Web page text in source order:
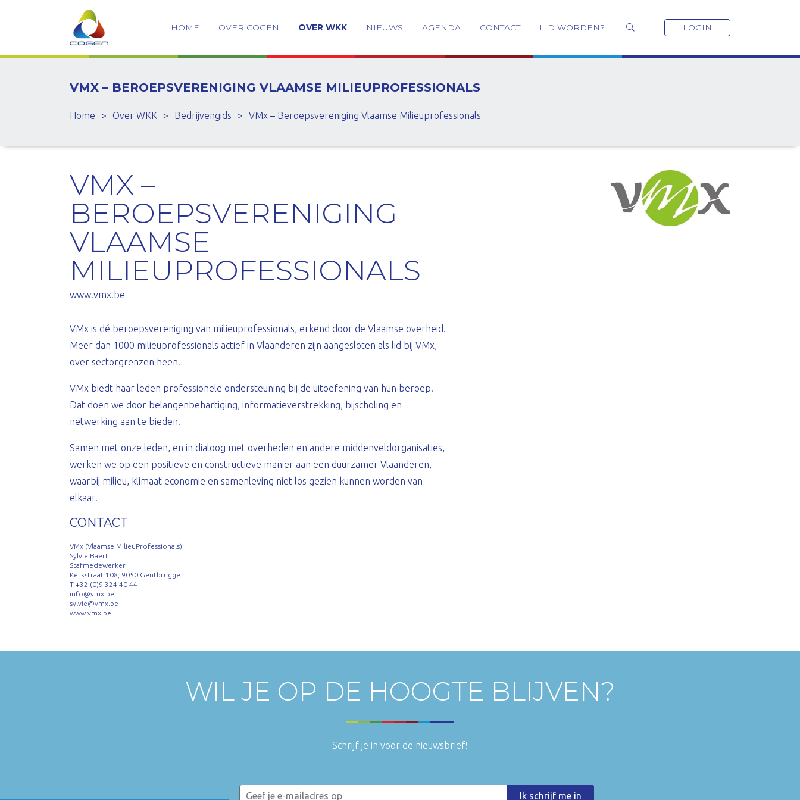
HOME OVER COGEN OVER WKK NIEUWS AGENDA CONTACT LID WORDEN? LOGIN
VMX – BEROEPSVERENIGING VLAAMSE MILIEUPROFESSIONALS
Home > Over WKK > Bedrijvengids > VMx – Beroepsvereniging Vlaamse Milieuprofessionals
VMX –
BEROEPSVERENIGING
VLAAMSE
MILIEUPROFESSIONALS
www.vmx.be
VMx is dé beroepsvereniging van milieuprofessionals, erkend door de Vlaamse overheid.
Meer dan 1000 milieuprofessionals actief in Vlaanderen zijn aangesloten als lid bij VMx,
over sectorgrenzen heen.
VMx biedt haar leden professionele ondersteuning bij de uitoefening van hun beroep.
Dat doen we door belangenbehartiging, informatieverstrekking, bijscholing en
netwerking aan te bieden.
Samen met onze leden, en in dialoog met overheden en andere middenveldorganisaties,
werken we op een positieve en constructieve manier aan een duurzamer Vlaanderen,
waarbij milieu, klimaat economie en samenleving niet los gezien kunnen worden van
elkaar.
CONTACT
VMx (Vlaamse MilieuProfessionals)
Sylvie Baert
Stafmedewerker
Kerkstraat 108, 9050 Gentbrugge
T +32 (0)9 324 40 44
info@vmx.be
sylvie@vmx.be
www.vmx.be
WIL JE OP DE HOOGTE BLIJVEN?
Schrijf je in voor de nieuwsbrief!